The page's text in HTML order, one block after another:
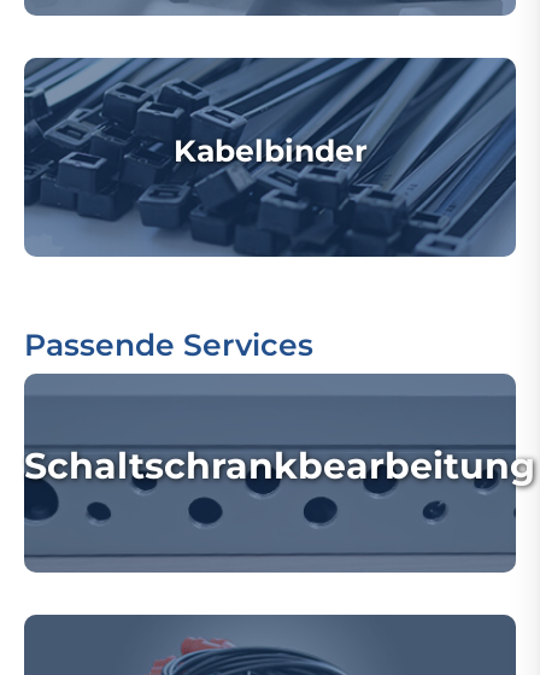
Kabelbinder
Passende Services
Schaltschrankbearbeitung